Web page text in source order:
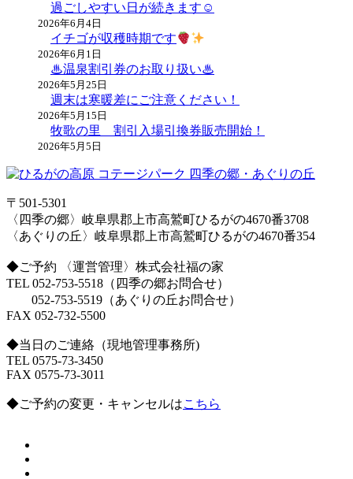
過ごしやすい日が続きます☺
2026年6月4日
イチゴが収穫時期です
2026年6月1日
♨温泉割引券のお取り扱い♨
2026年5月25日
週末は寒暖差にご注意ください！
2026年5月15日
牧歌の里 割引入場引換券販売開始！
2026年5月5日
〒501-5301
〈四季の郷〉岐阜県郡上市高鷲町ひるがの4670番3708
〈あぐりの丘〉岐阜県郡上市高鷲町ひるがの4670番354
◆ご予約 〈運営管理〉株式会社福の家
TEL 052-753-5518（四季の郷お問合せ）
052-753-5519（あぐりの丘お問合せ）
FAX 052-732-5500
◆当日のご連絡（現地管理事務所)
TEL 0575-73-3450
FAX 0575-73-3011
◆ご予約の変更・キャンセルはこちら